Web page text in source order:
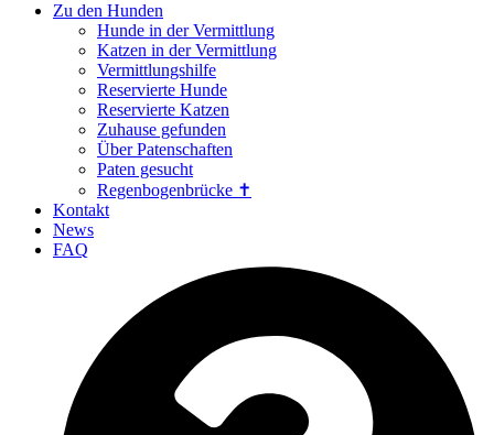
Zu den Hunden
Hunde in der Vermittlung
Katzen in der Vermittlung
Vermittlungshilfe
Reservierte Hunde
Reservierte Katzen
Zuhause gefunden
Über Patenschaften
Paten gesucht
Regenbogenbrücke ✝
Kontakt
News
FAQ